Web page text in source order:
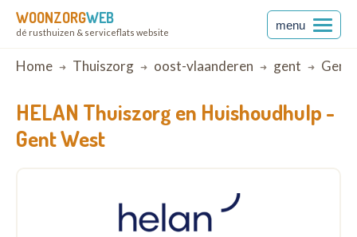
WOONZORGWEB
dé rusthuizen & serviceflats website
menu
Breadcrumb
Home Thuiszorg oost-vlaanderen gent Gent
HELAN Thuiszorg en Huishoudhulp -
Gent West